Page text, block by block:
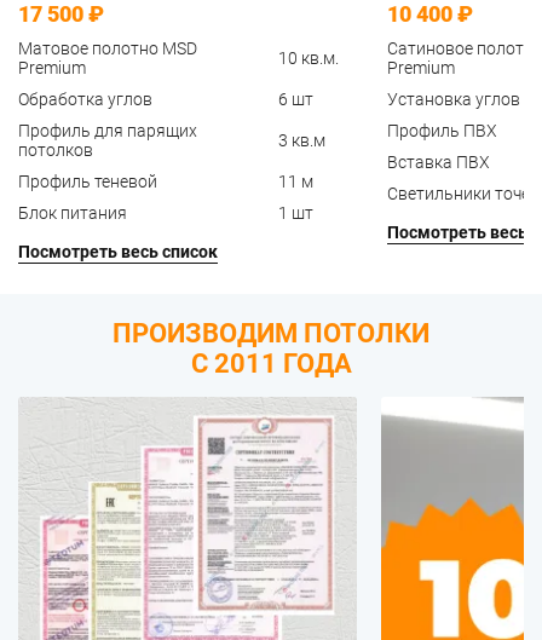
17 500 ₽
Матовое полотно MSD
Premium
10 кв.м.
Обработка углов
6 шт
Профиль для парящих
потолков
3 кв.м
Профиль теневой
11 м
Блок питания
1 шт
Посмотреть весь список
10 400 ₽
Сатиновое
Premium
Установка углов
Профиль ПВХ
Вставка ПВХ
Светильники
Посмотреть весь
ПРОИЗВОДИМ ПОТОЛКИ
С 2011 ГОДА